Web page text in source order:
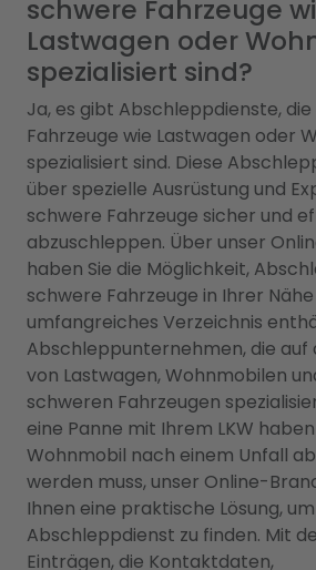
schwere Fahrzeuge
Lastwagen oder
spezialisiert sind?
Ja, es gibt Abschleppdienste,
Fahrzeuge wie Lastwagen oder
spezialisiert sind. Diese
über spezielle Ausrüstung und
schwere Fahrzeuge sicher und
abzuschleppen. Über unser
haben Sie die Möglichkeit,
schwere Fahrzeuge in Ihrer
umfangreiches Verzeichnis
Abschleppunternehmen, die auf
von Lastwagen, Wohnmobilen
schweren Fahrzeugen
eine Panne mit Ihrem LKW
Wohnmobil nach einem Unfall
werden muss, unser Online-
Ihnen eine praktische Lösung,
Abschleppdienst zu finden. Mit
Einträgen, die Kontaktdaten,